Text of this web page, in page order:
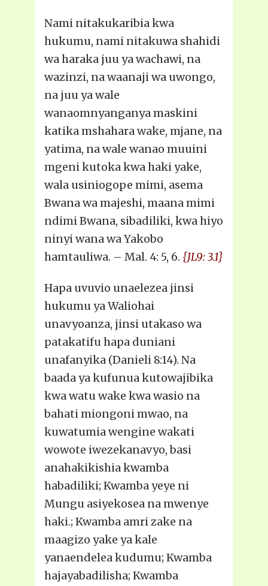
Nami nitakukaribia kwa
hukumu, nami nitakuwa shahidi
wa haraka juu ya wachawi, na
wazinzi, na waanaji wa uwongo,
na juu ya wale
wanaomnyanganya maskini
katika mshahara wake, mjane, na
yatima, na wale wanao muuini
mgeni kutoka kwa haki yake,
wala usiniogope mimi, asema
Bwana wa majeshi, maana mimi
ndimi Bwana, sibadiliki, kwa hiyo
ninyi wana wa Yakobo
hamtauliwa. – Mal. 4: 5, 6. {JL9: 3.1}
Hapa uvuvio unaelezea jinsi
hukumu ya Waliohai
unavyoanza, jinsi utakaso wa
patakatifu hapa duniani
unafanyika (Danieli 8:14). Na
baada ya kufunua kutowajibika
kwa watu wake kwa wasio na
bahati miongoni mwao, na
kuwatumia wengine wakati
wowote iwezekanavyo, basi
anahakikishia kwamba
habadiliki; Kwamba yeye ni
Mungu asiyekosea na mwenye
haki.; Kwamba amri zake na
maagizo yake ya kale
yanaendelea kudumu; Kwamba
hajayabadilisha; Kwamba